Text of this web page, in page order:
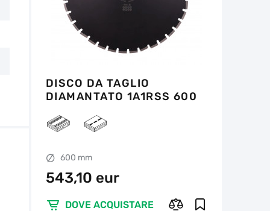
DISCO DA TAGLIO
DIAMANTATO 1A1RSS 600
600 mm
543,10 eur
DOVE ACQUISTARE